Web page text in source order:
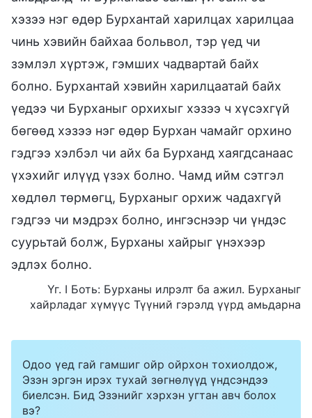
хэзээ нэг өдөр Бурхантай харилцах харилцаа
чинь хэвийн байхаа больвол, тэр үед чи
зэмлэл хүртэж, гэмших чадвартай байх
болно. Бурхантай хэвийн харилцаатай байх
үедээ чи Бурханыг орхихыг хэзээ ч хүсэхгүй
бөгөөд хэзээ нэг өдөр Бурхан чамайг орхино
гэдгээ хэлбэл чи айх ба Бурханд хаягдсанаас
үхэхийг илүүд үзэх болно. Чамд ийм сэтгэл
хөдлөл төрмөгц, Бурханыг орхиж чадахгүй
гэдгээ чи мэдрэх болно, ингэснээр чи үндэс
суурьтай болж, Бурханы хайрыг үнэхээр
эдлэх болно.
Үг. I Боть: Бурханы илрэлт ба ажил. Бурханыг
хайрладаг хүмүүс Түүний гэрэлд үүрд амьдарна
Одоо үед гай гамшиг ойр ойрхон тохиолдож,
Эзэн эргэн ирэх тухай зөгнөлүүд үндсэндээ
биелсэн. Бид Эзэнийг хэрхэн угтан авч болох
вэ?